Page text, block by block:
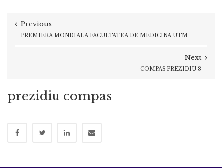
Previous
PREMIERA MONDIALA FACULTATEA DE MEDICINA UTM
Next
COMPAS PREZIDIU 8
prezidiu compas